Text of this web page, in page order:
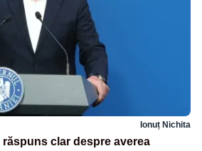
Ionuț Nichita
răspuns clar despre averea